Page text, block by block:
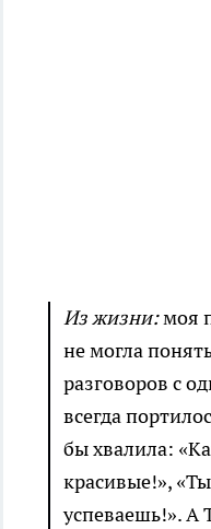
Из жизни:моя
не могла
разговоров с
всегда
бы хвалила:
красивые!»,
успеваешь!». А